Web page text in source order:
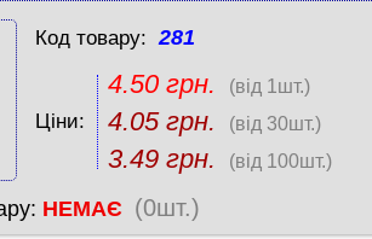
Код товару: 281
Ціни:
4.50 грн. (від 1шт.)
4.05 грн. (від 30шт.)
3.49 грн. (від 100шт.)
НЕМАЄ (0шт.)